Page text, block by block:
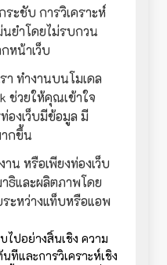
ะชับ การวิเคราะห์
ยำโดยไม่รบกวน
หน้าเว็บ
า ทำงานบนโมเดล
ช่วยให้คุณเข้าใจ
องเว็บมีข้อมูล มี
กขึ้น
น หรือเพียงท่องเว็บ
ธิและผลิตภาพโดย
ะหว่างแท็บหรือแอพ
ไปอย่างสิ้นเชิง ความ
และการวิเคราะห์เชิง